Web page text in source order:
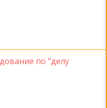
по "делу